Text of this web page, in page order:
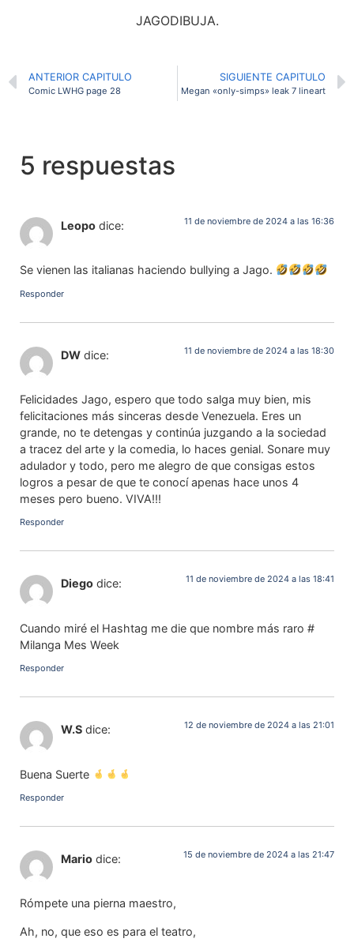
JAGODIBUJA.
ANTERIOR CAPITULO
Comic LWHG page 28
SIGUIENTE CAPITULO
Megan «only-simps» leak 7 lineart
5 respuestas
Leopo dice: 11 de noviembre de 2024 a las 16:36
Se vienen las italianas haciendo bullying a Jago.
Responder
DW dice: 11 de noviembre de 2024 a las 18:30
Felicidades Jago, espero que todo salga muy bien, mis
felicitaciones más sinceras desde Venezuela. Eres un
grande, no te detengas y continúa juzgando a la sociedad
a tracez del arte y la comedia, lo haces genial. Sonare muy
adulador y todo, pero me alegro de que consigas estos
logros a pesar de que te conocí apenas hace unos 4
meses pero bueno. VIVA!!!
Responder
Diego dice: 11 de noviembre de 2024 a las 18:41
Cuando miré el Hashtag me die que nombre más raro #
Milanga Mes Week
Responder
W.S dice: 12 de noviembre de 2024 a las 21:01
Buena Suerte
Responder
Mario dice: 15 de noviembre de 2024 a las 21:47
Rómpete una pierna maestro,
Ah, no, que eso es para el teatro,